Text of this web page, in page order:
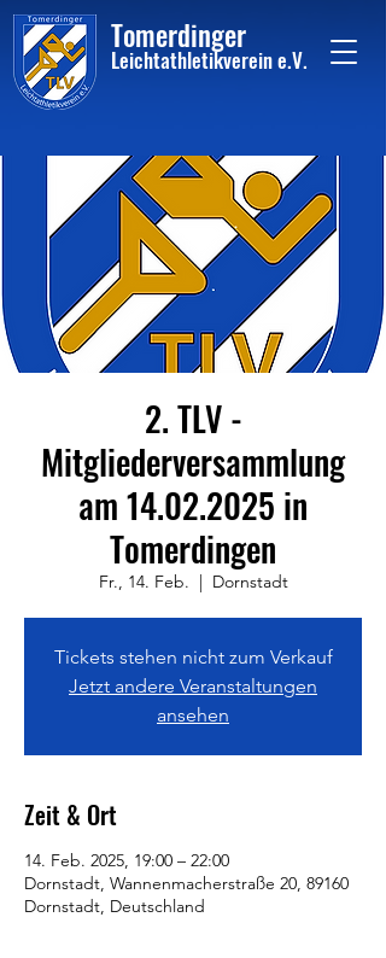
Tomerdinger
Leichtathletikvereine.V.
2. TLV -
Mitgliederversammlung
am 14.02.2025 in
Tomerdingen
Fr., 14. Feb.
  |
Dornstadt
Tickets stehen nicht zum Verkauf
Jetzt andere Veranstaltungen
ansehen
Zeit & Ort
14. Feb. 2025, 19:00 – 22:00
Dornstadt, Wannenmacherstraße 20, 89160
Dornstadt, Deutschland